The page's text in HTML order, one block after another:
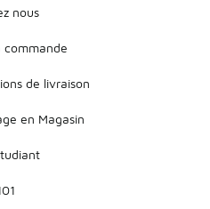
nous
commande
de livraison
en Magasin